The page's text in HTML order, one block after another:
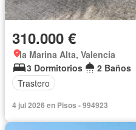
310.000 €
la Marina Alta, Valencia
3 Dormitorios
2 Baños
Trastero
4 jul 2026 en Pisos - 994923